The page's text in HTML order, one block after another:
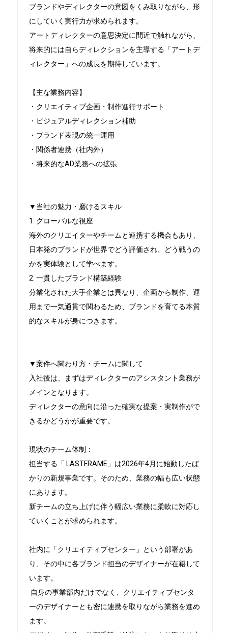
ブランドやディレクターの意図をくみ取りながら、形
にしていく実行力が求められます。
アートディレクターの意思決定に間近で触れながら、
将来的には自らディレクションを主導する「アートデ
ィレクター」への成長を期待しています。
【主な業務内容】
・クリエイティブ企画・制作進行サポート
・ビジュアルディレクション補助
・ブランド表現の統一運用
・関係者連携（社内外）
・将来的なAD業務への拡張
▼当社の魅力・磨けるスキル
1. グローバルな視座
海外のクリエイターやチームと連携する機会もあり、
日本発のブランドが世界でどう評価され、どう戦うの
かを実体験として学べます。
2. 一貫したブランド構築経験
分業化された大手企業とは異なり、企画から制作、運
用まで一気通貫で関わるため、ブランドを育てる本質
的なスキルが身につきます。
▼案件へ関わり方・チームに関して
入社後は、まずはディレクターのアシスタント業務が
メインとなります。
ディレクターの意向に沿った確実な提案・実制作がで
きるかどうかが重要です。
現状のチーム体制：
担当する「 LASTFRAME」は2026年4月に始動したば
かりの新規事業です。そのため、業務の幅も広い状態
にあります。
新チームの立ち上げに伴う幅広い業務に柔軟に対応し
ていくことが求められます。
社内に「クリエイティブセンター」という部署があ
り、その中に各ブランド担当のデザイナーが在籍して
います。
ーのデザイナーとも密に連携を取りながら業務を進め
ます。